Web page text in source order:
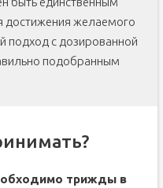
достижения желаемого
подход с дозированной
подобранным
трижды в